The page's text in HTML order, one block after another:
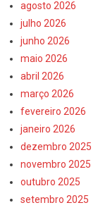
agosto 2026
julho 2026
junho 2026
maio 2026
abril 2026
março 2026
fevereiro 2026
janeiro 2026
dezembro 2025
novembro 2025
outubro 2025
setembro 2025